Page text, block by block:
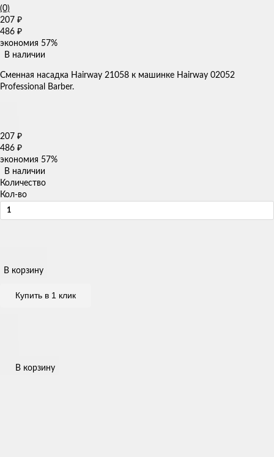
(0)
207 ₽
486 ₽
экономия 57%
В наличии
​Сменная насадка Hairway 21058 к машинке Hairway 02052
Professional Barber.
207 ₽
486 ₽
экономия 57%
В наличии
Количество
Кол-во
В корзину
Купить в 1 клик
В корзину